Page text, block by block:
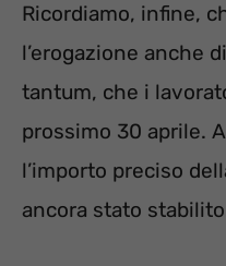
Ricordiamo, infine,
l’erogazione anche
tantum, che i
prossimo 30 aprile.
l’importo preciso
ancora stato